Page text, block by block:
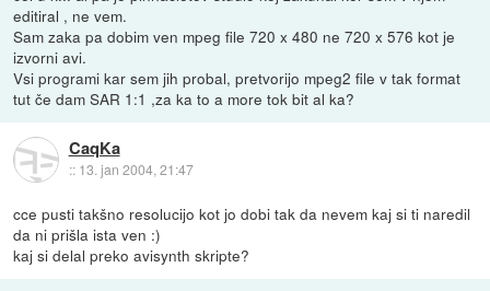
editiral , ne vem.
Sam zaka pa dobim ven mpeg file 720 x 480 ne 720 x 576 kot je
izvorni avi.
Vsi programi kar sem jih probal, pretvorijo mpeg2 file v tak format
tut če dam SAR 1:1 ,za ka to a more tok bit al ka?
CaqKa
:: 13. jan 2004, 21:47
cce pusti takšno resolucijo kot jo dobi tak da nevem kaj si ti naredil
da ni prišla ista ven :)
kaj si delal preko avisynth skripte?